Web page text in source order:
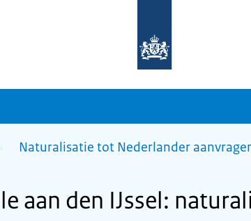
homepage
sdg.rijksoverheid.nl
Naturalisatie tot Nederlander
aan den IJssel: